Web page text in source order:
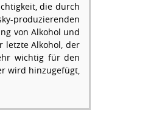
die durch
produzierenden
von Alkohol und
letzte Alkohol, der
wichtig für den
wird hinzugefügt,